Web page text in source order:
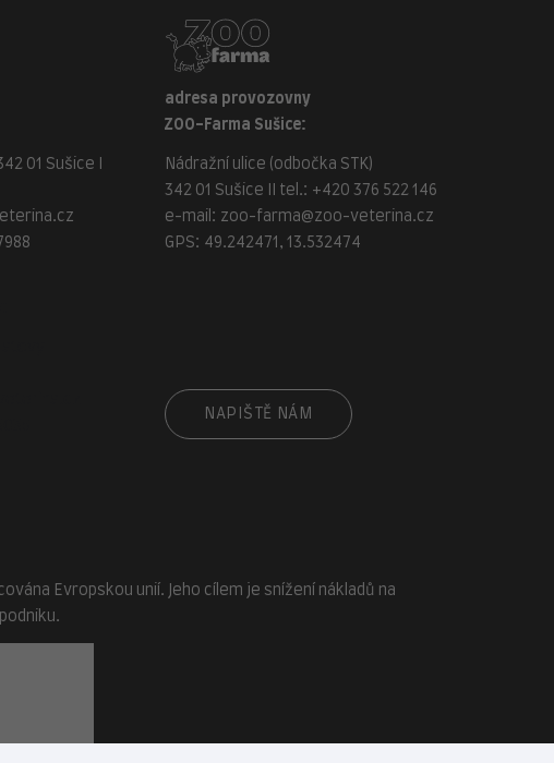
01 Sušice I
adresa provozovny
ZOO-Farma Sušice:
Nádražní ulice (odbočka STK)
342 01 Sušice II tel.: +420 376 522 146
e-mail: zoo-farma@zoo-veterina.cz
GPS: 49.242471, 13.532474
NAPIŠTĚ NÁM
Evropskou unií. Jeho cílem je snížení nákladů na